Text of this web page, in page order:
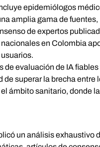
epidemiólogos
amplia gama de fuentes,
de expertos
en Colombia
de evaluación de IA fiables
superar la brecha entre
ámbito sanitario, donde la
un análisis exhaustivo